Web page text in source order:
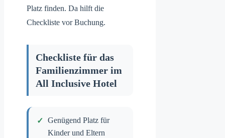
Platz finden. Da hilft die
Checkliste vor Buchung.
Checkliste für das
Familienzimmer im
All Inclusive Hotel
Genügend Platz für
Kinder und Eltern